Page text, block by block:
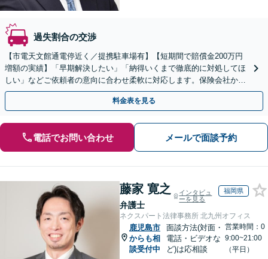
過失割合の交渉
【市電天文館通電停近く／提携駐車場有】【短期間で賠償金200万円
増額の実績】「早期解決したい」「納得いくまで徹底的に対処してほ
しい」などご依頼者の意向に合わせ柔軟に対応します。保険会社から
不当な賠償金の提示に正しい知識で対処します
料金表を見る
電話でお問い合わせ メールで面談予約
藤家 寛之
弁護士
インタビュ
ーを見る
福岡県
ネクスパート法律事務所 北九州オフィス
鹿児島市
からも相
談受付中
面談方法(対面・
電話・ビデオな
ど)は応相談
営業時間：0
9:00~21:00
（平日）